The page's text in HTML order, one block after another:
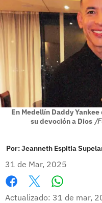
En Medellín Daddy
su devoción a Dios /
Por:Jeanneth Espitia
31 de Mar, 2025
Facebook
X
Actualizado: 31 de mar,